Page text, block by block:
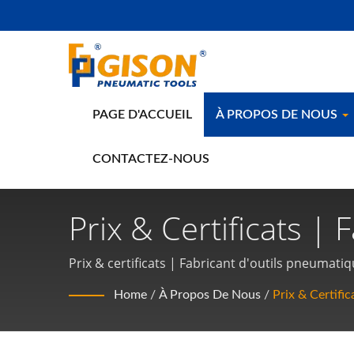
PAGE D'ACCUEIL À PROPOS DE NOUS
CONTACTEZ-NOUS
Prix & Certificats |
Main
Prix & certificats | Fabricant d'outils
Home / À Propos De Nous / Prix &